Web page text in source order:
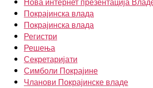
Покрајинска влада
Покрајинска влада
Регистри
Решења
Секретаријати
Симболи Покрајине
Чланови Покрајинске владе